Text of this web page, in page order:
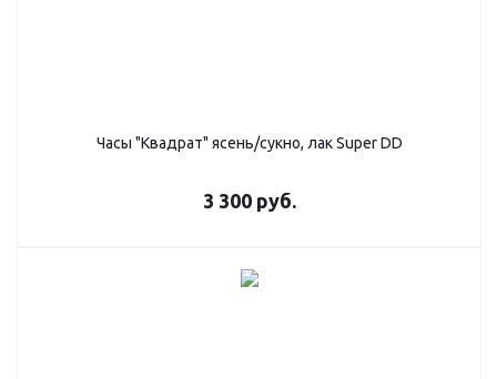
Часы "Квадрат" ясень/сукно, лак Super DD
3 300 руб.